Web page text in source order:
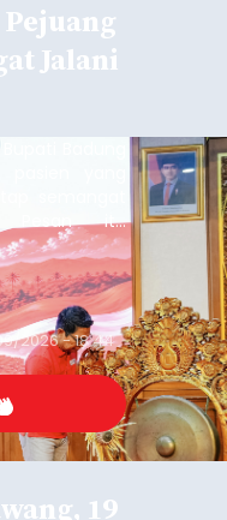
Jalani
Badung
yang
semangat
Pesan itu
Sarasehan
di
Minggu
2026 - 18:44
19